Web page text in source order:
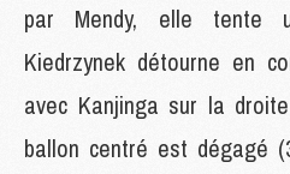
par Mendy, elle tente
Kiedrzynek détourne en
avec Kanjinga sur la
ballon centré est dégagé